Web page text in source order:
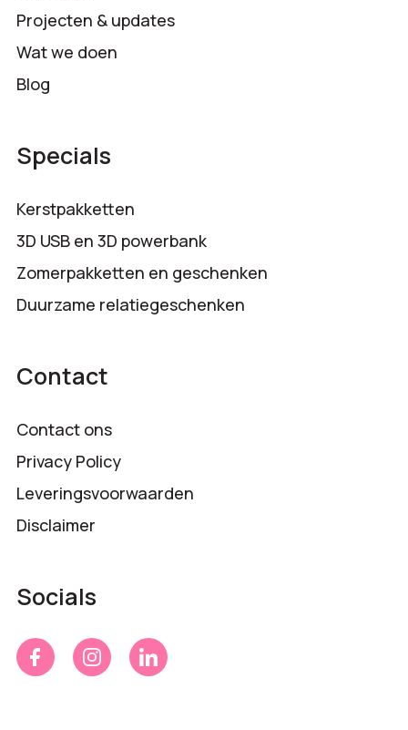
Projecten & updates
Wat we doen
Blog
Specials
Kerstpakketten
3D USB en 3D powerbank
Zomerpakketten en geschenken
Duurzame relatiegeschenken
Contact
Contact ons
Privacy Policy
Leveringsvoorwaarden
Disclaimer
Socials